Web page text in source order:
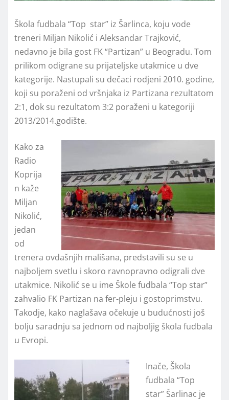
Škola fudbala “Top star” iz Šarlinca, koju vode
treneri Miljan Nikolić i Aleksandar Trajković,
nedavno je bila gost FK “Partizan” u Beogradu. Tom
prilikom odigrane su prijateljske utakmice u dve
kategorije. Nastupali su dečaci rodjeni 2010. godine,
koji su poraženi od vršnjaka iz Partizana rezultatom
2:1, dok su rezultatom 3:2 poraženi u kategoriji
2013/2014.godište.
Kako za
Radio
Koprija
n kaže
Miljan
Nikolić,
jedan
od
trenera ovdašnjih mališana, predstavili su se u
najboljem svetlu i skoro ravnopravno odigrali dve
utakmice. Nikolić se u ime Škole fudbala “Top star”
zahvalio FK Partizan na fer-pleju i gostoprimstvu.
Takodje, kako naglašava očekuje u budućnosti još
bolju saradnju sa jednom od najboljig škola fudbala
u Evropi.
Inače, Škola
fudbala “Top
star” Šarlinac je